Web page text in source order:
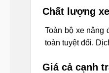
Chất lượng
Toàn bộ xe nâng
toàn tuyệt đối.
Giá cả cạnh